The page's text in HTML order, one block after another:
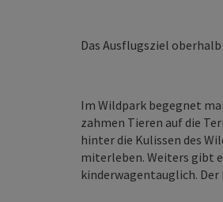
Das Ausflugsziel
Im Wildpark begegnet
zahmen Tieren auf die
hinter die Kulissen des
miterleben. Weiters gibt
kinderwagentauglich. Der